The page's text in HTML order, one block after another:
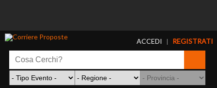
ACCEDI | REGISTRATI